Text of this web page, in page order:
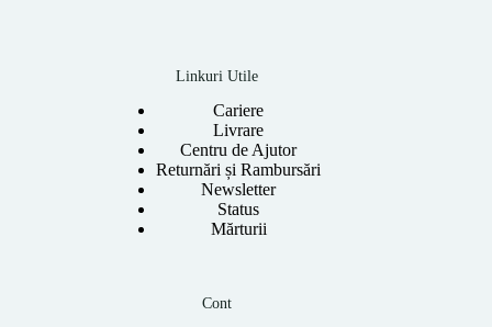
Linkuri Utile
Cariere
Livrare
Centru de Ajutor
Returnări și Rambursări
Newsletter
Status
Mărturii
Cont